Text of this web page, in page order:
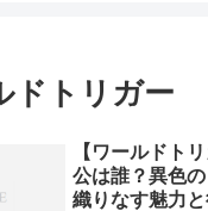
ドトリガー
【ワールドト
公は誰？異色
織りなす魅力